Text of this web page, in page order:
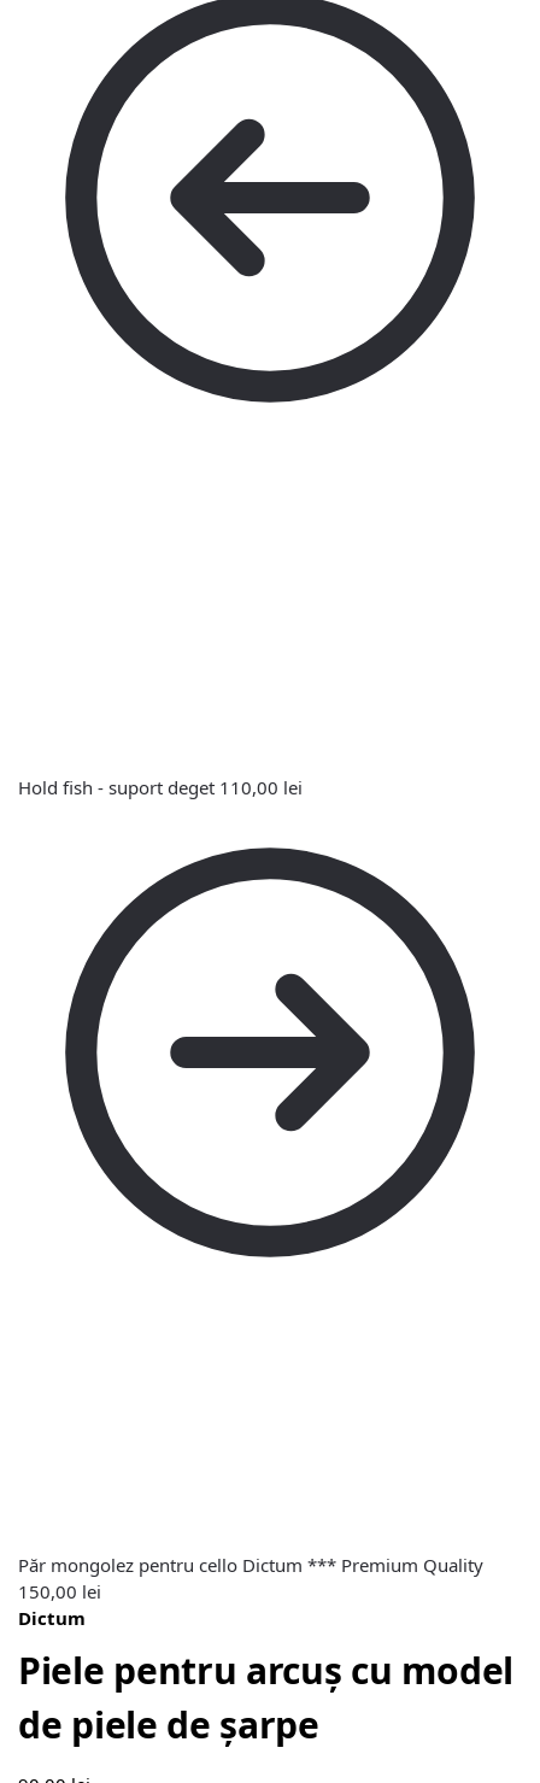
Hold fish - suport deget 110,00 lei
Păr mongolez pentru cello Dictum *** Premium Quality
150,00 lei
Dictum
Piele pentru arcuș cu model
de piele de șarpe